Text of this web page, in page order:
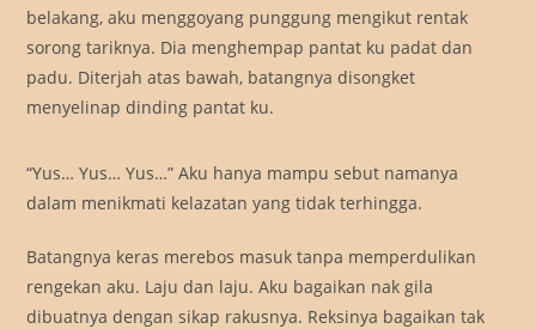
belakang, aku menggoyang punggung mengikut rentak
sorong tariknya. Dia menghempap pantat ku padat dan
padu. Diterjah atas bawah, batangnya disongket
menyelinap dinding pantat ku.
stripchat.com
“Yus… Yus… Yus…” Aku hanya mampu sebut namanya
dalam menikmati kelazatan yang tidak terhingga.
Batangnya keras merebos masuk tanpa memperdulikan
rengekan aku. Laju dan laju. Aku bagaikan nak gila
dibuatnya dengan sikap rakusnya. Reksinya bagaikan tak